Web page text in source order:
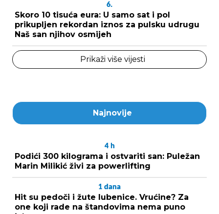
6.
Skoro 10 tisuća eura: U samo sat i pol
prikupljen rekordan iznos za pulsku udrugu
Naš san njihov osmijeh
Prikaži više vijesti
Najnovije
4 h
Podići 300 kilograma i ostvariti san: Puležan
Marin Milikić živi za powerlifting
1 dana
Hit su pedoči i žute lubenice. Vrućine? Za
one koji rade na štandovima nema puno